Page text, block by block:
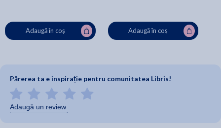
Adaugă în coș Adaugă în coș
Părerea ta e inspirație pentru comunitatea Libris!
Adaugă un review